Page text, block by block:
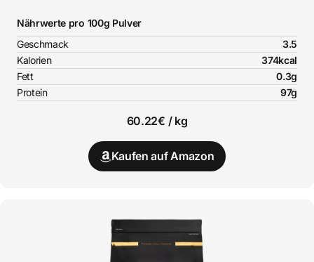
Nährwerte pro 100g Pulver
Geschmack
3.5
Kalorien
374kcal
Fett
0.3g
Protein
97g
60.22€ / kg
Kaufen auf Amazon